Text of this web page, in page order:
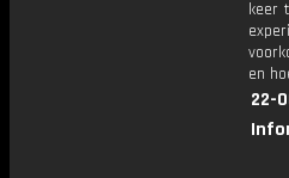
keer
en
22-